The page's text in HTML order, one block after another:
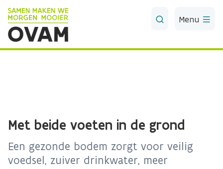
Skip to Main Content
Menu
Met beide voeten in de grond
Een gezonde bodem zorgt voor veilig
voedsel, zuiver drinkwater, meer